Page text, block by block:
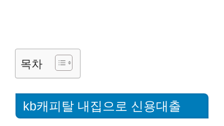
목차
kb캐피탈 내집으로 신용대출